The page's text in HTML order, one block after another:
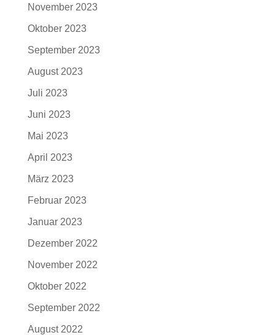
November 2023
Oktober 2023
September 2023
August 2023
Juli 2023
Juni 2023
Mai 2023
April 2023
März 2023
Februar 2023
Januar 2023
Dezember 2022
November 2022
Oktober 2022
September 2022
August 2022